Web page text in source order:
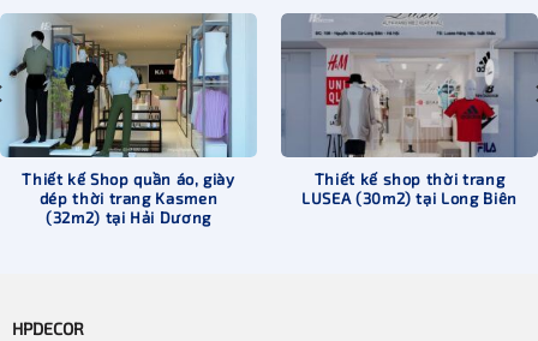
Thiết kế Shop quần áo, giày
dép thời trang Kasmen
(32m2) tại Hải Dương
Thiết kế shop thời trang
LUSEA (30m2) tại Long Biên
HPDECOR